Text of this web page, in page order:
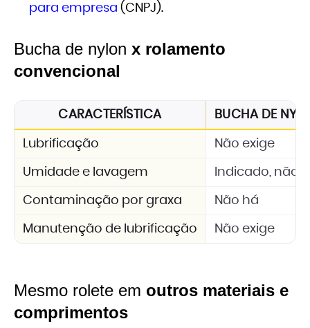
para empresa (CNPJ).
Bucha de nylon x rolamento
convencional
CARACTERÍSTICA BUCHA DE
Lubrificação Não exige
Umidade e lavagem Indicado, não
Contaminação por graxa Não há
Manutenção de lubrificação Não exige
Mesmo rolete em outros materiais e
comprimentos